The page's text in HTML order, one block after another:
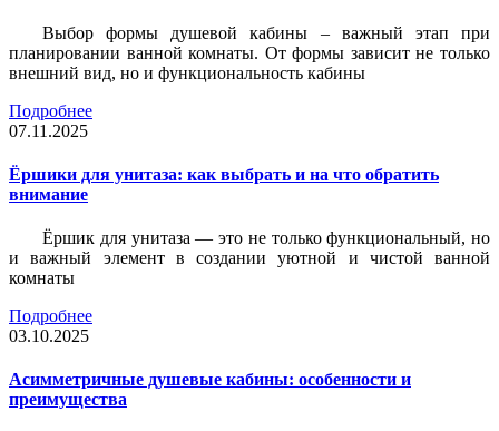
Выбор формы душевой кабины – важный этап при
планировании ванной комнаты. От формы зависит не только
внешний вид, но и функциональность кабины
Подробнее
07.11.2025
Ёршики для унитаза: как выбрать и на что обратить
внимание
Ёршик для унитаза — это не только функциональный, но
и важный элемент в создании уютной и чистой ванной
комнаты
Подробнее
03.10.2025
Асимметричные душевые кабины: особенности и
преимущества